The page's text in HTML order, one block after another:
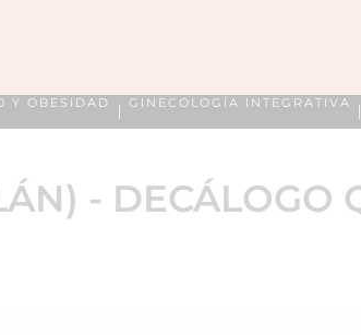
Y OBESIDAD GINECOLOGÍA INTEGRATIVA
- DECÁLOGO